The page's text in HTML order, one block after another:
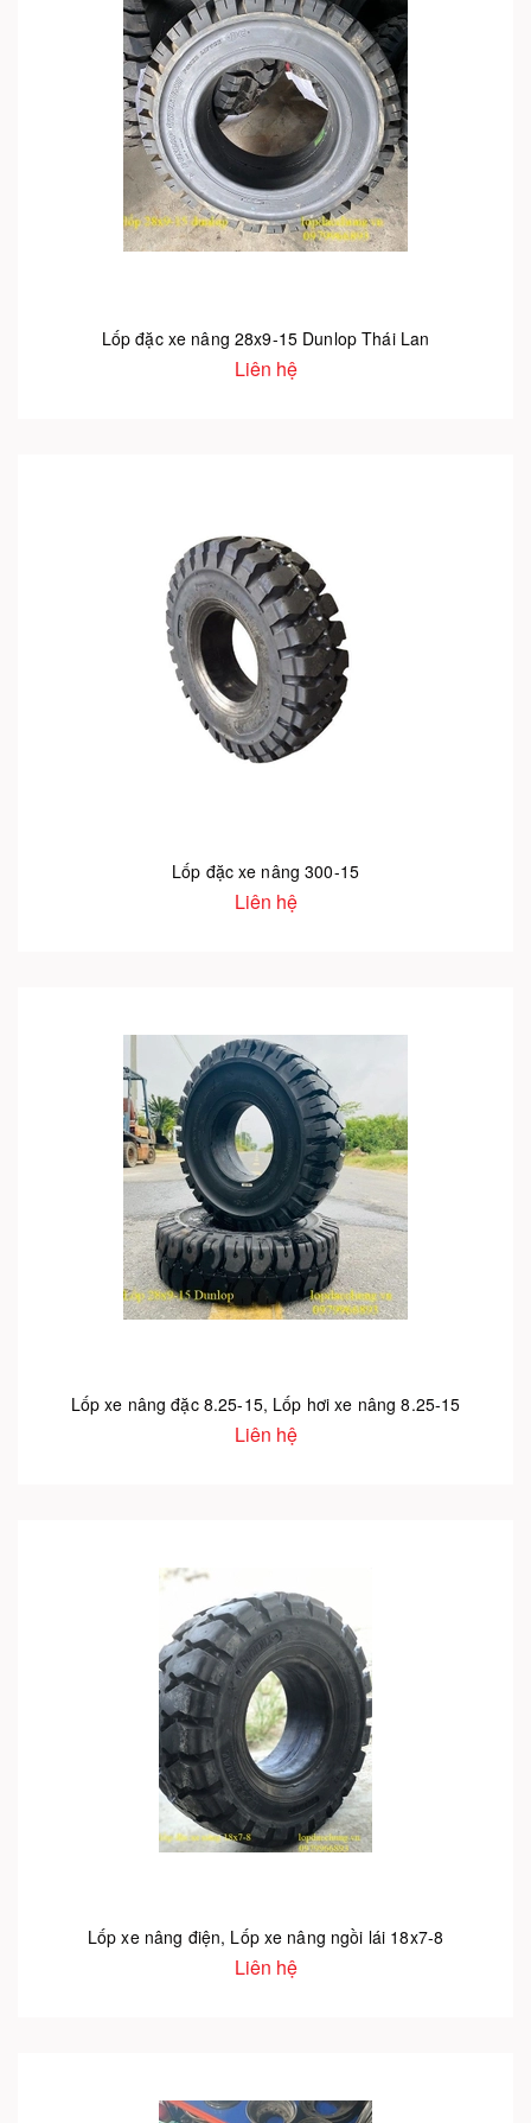
Lốp đặc xe nâng 28x9-15 Dunlop Thái Lan
Liên hệ
Lốp đặc xe nâng 300-15
Liên hệ
Lốp xe nâng đặc 8.25-15, Lốp hơi xe nâng 8.25-15
Liên hệ
Lốp xe nâng điện, Lốp xe nâng ngồi lái 18x7-8
Liên hệ